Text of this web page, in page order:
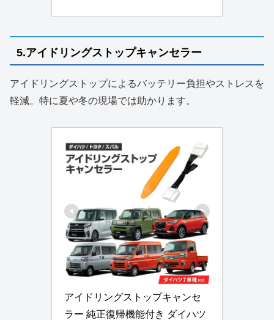
5.アイドリングストップキャンセラー
アイドリングストップによるバッテリー負担やストレスを
軽減。特に夏や冬の現場では助かります。
アイドリングストップキャンセ
ラー 純正復帰機能付き ダイハツ